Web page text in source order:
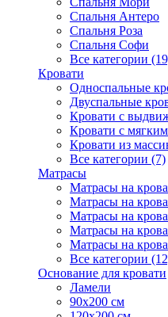
Спальня Антеро
Спальня Роза
Спальня Софи
Все категории
Кровати
Односпальные
Двуспальные
Кровати с
Кровати с
Кровати из
Все категории (7)
Матрасы
Матрасы на
Матрасы на
Матрасы на
Матрасы на
Матрасы на
Все категории
Основание для кровати
Ламели
90х200 см